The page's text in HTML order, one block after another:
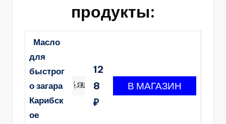
продукты:
Масло
для
быстрог
о загара
Карибск
ое
12
8
₽